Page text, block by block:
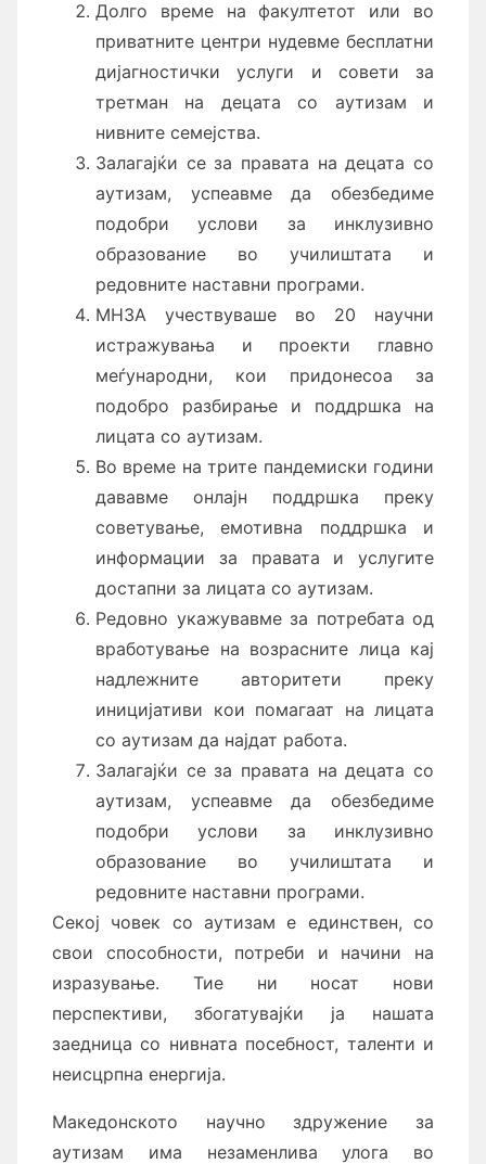
Долго време на факултетот или во
приватните центри нудевме бесплатни
дијагностички услуги и совети за
третман на децата со аутизам и
нивните семејства.
Залагајќи се за правата на децата со
аутизам, успеавме да обезбедиме
подобри услови за инклузивно
образование во училиштата и
редовните наставни програми.
МНЗА учествуваше во 20 научни
истражувања и проекти главно
меѓународни, кои придонесоа за
подобро разбирање и поддршка на
лицата со аутизам.
Во време на трите пандемиски години
дававме онлајн поддршка преку
советување, емотивна поддршка и
информации за правата и услугите
достапни за лицата со аутизам.
Редовно укажувавме за потребата од
вработување на возрасните лица кај
надлежните авторитети преку
иницијативи кои помагаат на лицата
со аутизам да најдат работа.
Залагајќи се за правата на децата со
аутизам, успеавме да обезбедиме
подобри услови за инклузивно
образование во училиштата и
редовните наставни програми.
Секој човек со аутизам е единствен, со
свои способности, потреби и начини на
изразување. Тие ни носат нови
перспективи, збогатувајќи ја нашата
заедница со нивната посебност, таленти и
неисцрпна енергија.
Македонското научно здружение за
аутизам има незаменлива улога во